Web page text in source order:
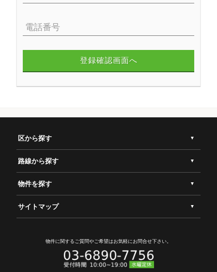
電話番号
登録確認画面へ
区から探す
路線から探す
物件を探す
サイトマップ
物件に関するご質問やご希望はお気軽にお問合せ下さい。